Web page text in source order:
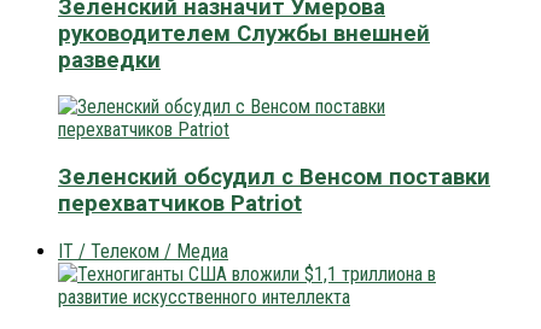
Зеленский назначит Умерова
руководителем Службы внешней
разведки
Зеленский обсудил с Венсом поставки
перехватчиков Patriot
IT / Телеком / Медиа